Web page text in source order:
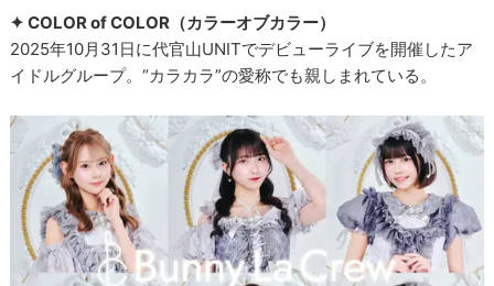
✦ COLOR of COLOR（カラーオブカラー）
2025年10月31日に代官山UNITでデビューライブを開催したア
イドルグループ。“カラカラ”の愛称でも親しまれている。